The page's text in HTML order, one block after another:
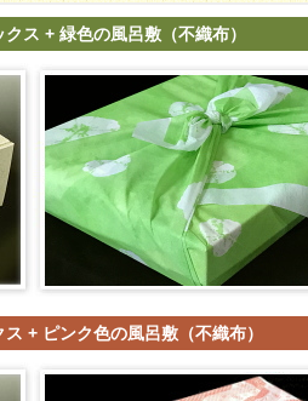
ス + 緑色の風呂敷（不織布）
+ ピンク色の風呂敷（不織布）